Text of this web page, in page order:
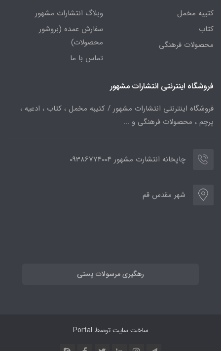
کتیبه مخمل
کتاب
محصولات فرهنگی
وبلاگ انتشارات مشهور
سفارش عمده (بروشور
محصولات)
تماس با ما
فروشگاه اینترنتی انتشارات مشهور
فروشگاه اینترنتی انتشارات مشهور / کتیبه مخمل ، کتاب ، ادعیه ،
پرچم ، محصولات فرهنگی و ...
چاپخانه انتشارت مشهور 09386774004
شهر مقدس قم
رهگیری مرسولات پستی
ساخت سایت توسط Portal